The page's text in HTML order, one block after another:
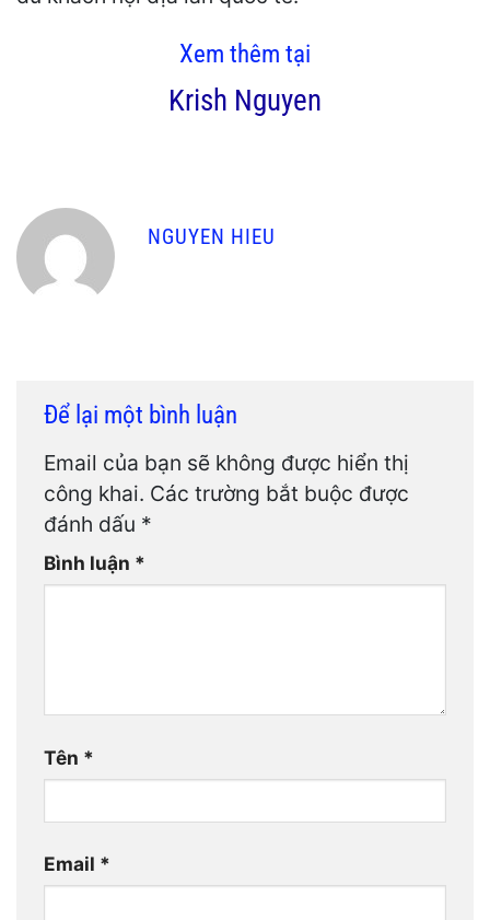
Xem thêm tại
Krish Nguyen
NGUYEN HIEU
Để lại một bình luận
Email của bạn sẽ không được hiển thị
công khai. Các trường bắt buộc được
đánh dấu *
Bình luận *
Tên *
Email *